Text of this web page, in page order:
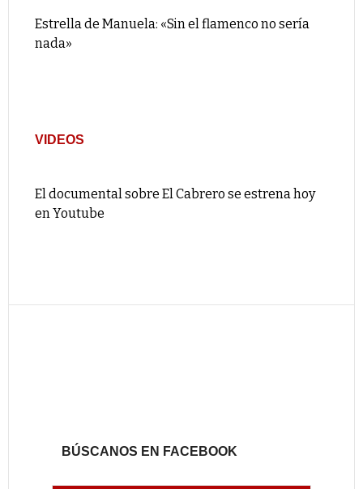
Estrella de Manuela: «Sin el flamenco no sería
nada»
VIDEOS
El documental sobre El Cabrero se estrena hoy
en Youtube
BÚSCANOS EN FACEBOOK